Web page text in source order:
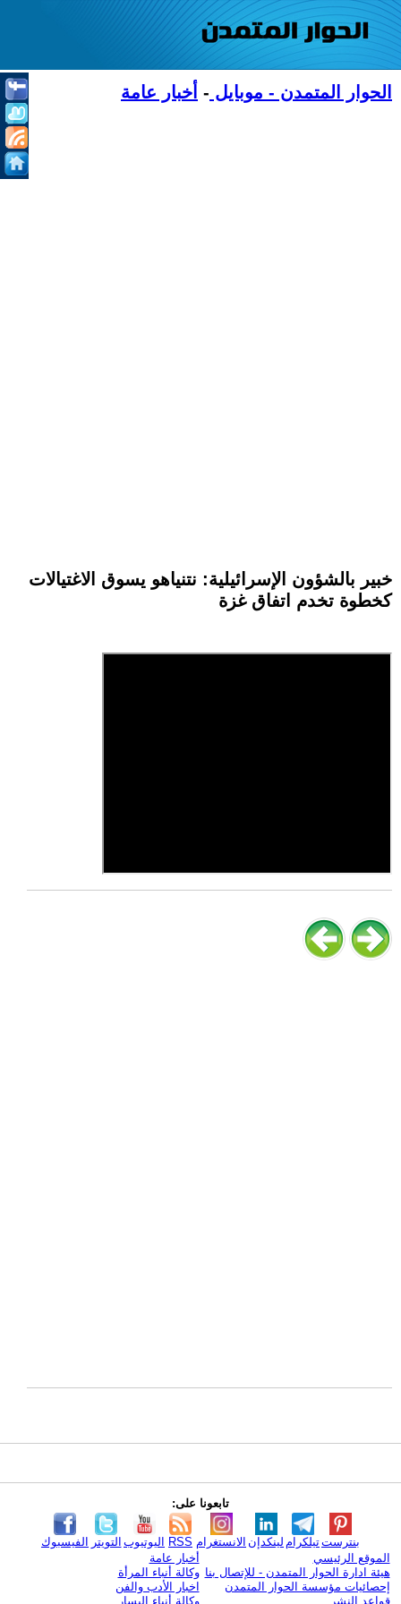
الحوار المتمدن - موبايل - أخبار عامة
خبير بالشؤون الإسرائيلية: نتنياهو يسوق الاغتيالات
كخطوة تخدم اتفاق غزة
تابعونا على:
الفيسبوك التويتر اليوتيوب RSS الانستغرام لينكدإن تيلكرامبنترست
الموقع الرئيسي
هيئة ادارة الحوار المتمدن - للإتصال بنا
إحصائيات مؤسسة الحوار المتمدن
قواعد النشر
أخبار عامة
وكالة أنباء المرأة
اخبار الأدب والفن
وكالة أنباء اليسار